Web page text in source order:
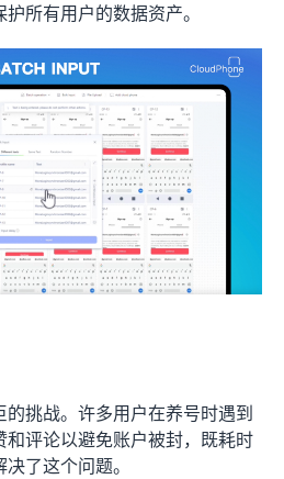
护所有用户的数据资产。
挑战。许多用户在养号时遇到
评论以避免账户被封，既耗时
了这个问题。